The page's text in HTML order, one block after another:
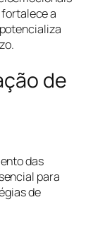
a
de
das
para
de